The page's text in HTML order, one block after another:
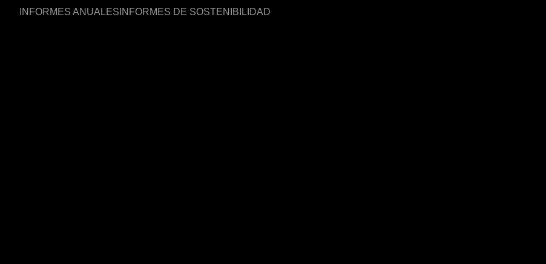
INFORMES ANUALES INFORMES DE SOSTENIBILIDAD